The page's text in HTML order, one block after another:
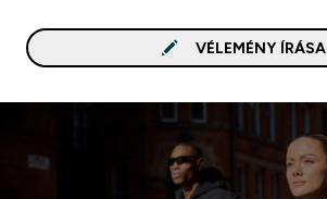
VÉLEMÉNY ÍRÁSA